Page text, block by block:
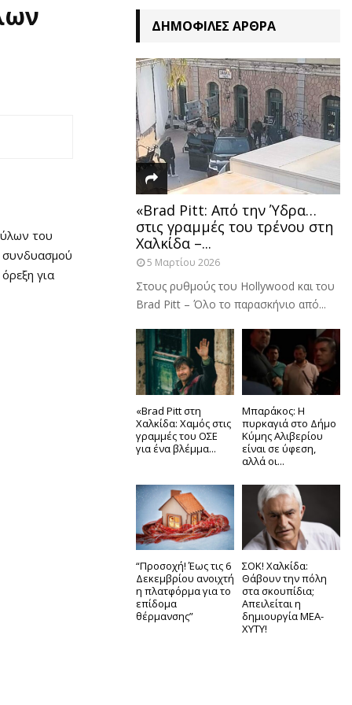
του
συνδυασμού
για
ΔΗΜΟΦΙΛΈΣ ΆΡΘΡΑ
«Brad Pitt: Από την Ύδρα…
στις γραμμές του τρένου στη
Χαλκίδα –...
5 Μαρτίου 2026
Στους ρυθμούς του Hollywood και του
Brad Pitt – Όλο το παρασκήνιο από...
«Brad Pitt στη
Χαλκίδα: Χαμός στις
γραμμές του ΟΣΕ
για ένα βλέμμα...
Μπαράκος: Η
πυρκαγιά στο Δήμο
Κύμης Αλιβερίου
είναι σε ύφεση,
αλλά οι...
“Προσοχή! Έως τις 6
Δεκεμβρίου ανοιχτή
η πλατφόρμα για το
επίδομα
θέρμανσης”
ΣΟΚ! Χαλκίδα:
Θάβουν την πόλη
στα σκουπίδια;
Απειλείται η
δημιουργία ΜΕΑ-
ΧΥΤΥ!